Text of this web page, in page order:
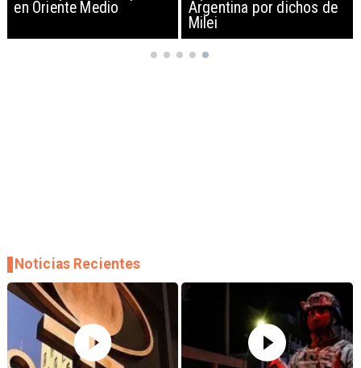
en Oriente Medio
Argentina por dichos de
Milei
Noticias Recientes